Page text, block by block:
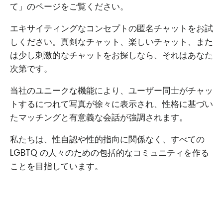
て」のページをご覧ください。
エキサイティングなコンセプトの匿名チャットをお試
しください。真剣なチャット、楽しいチャット、また
は少し刺激的なチャットをお探しなら、それはあなた
次第です。
当社のユニークな機能により、ユーザー同士がチャッ
トするにつれて写真が徐々に表示され、性格に基づい
たマッチングと有意義な会話が強調されます。
私たちは、性自認や性的指向に関係なく、すべての
LGBTQ の人々のための包括的なコミュニティを作る
ことを目指しています。